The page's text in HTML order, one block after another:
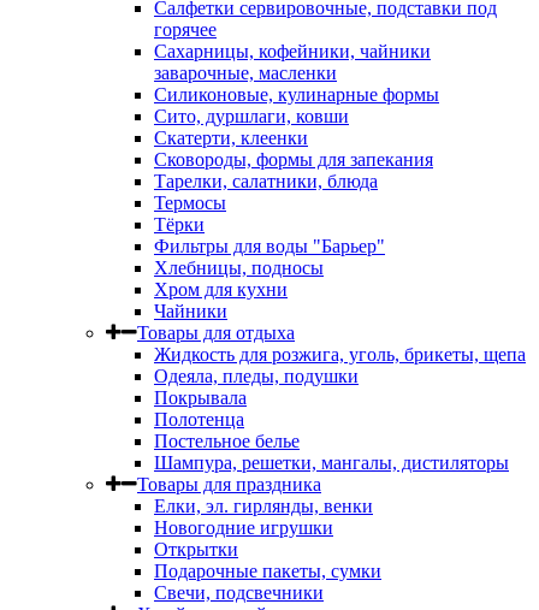
Салфетки сервировочные, подставки под
горячее
Сахарницы, кофейники, чайники
заварочные, масленки
Силиконовые, кулинарные формы
Сито, дуршлаги, ковши
Скатерти, клеенки
Сковороды, формы для запекания
Тарелки, салатники, блюда
Термосы
Тёрки
Фильтры для воды "Барьер"
Хлебницы, подносы
Хром для кухни
Чайники
Товары для отдыха
Жидкость для розжига, уголь, брикеты, щепа
Одеяла, пледы, подушки
Покрывала
Полотенца
Постельное белье
Шампура, решетки, мангалы, дистиляторы
Товары для праздника
Елки, эл. гирлянды, венки
Новогодние игрушки
Открытки
Подарочные пакеты, сумки
Свечи, подсвечники